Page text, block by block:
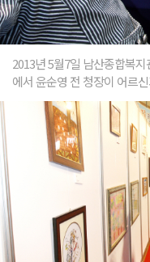
2013년 5월7일 남산종합복
에서 윤순영 전 청장이 어르